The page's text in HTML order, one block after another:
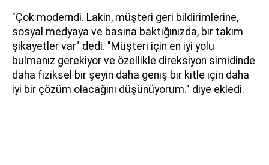
"Çok moderndi. Lakin, müşteri geri bildirimlerine,
sosyal medyaya ve basına baktığınızda, bir takım
şikayetler var" dedi. "Müşteri için en iyi yolu
bulmanız gerekiyor ve özellikle direksiyon simidinde
daha fiziksel bir şeyin daha geniş bir kitle için daha
iyi bir çözüm olacağını düşünüyorum." diye ekledi.